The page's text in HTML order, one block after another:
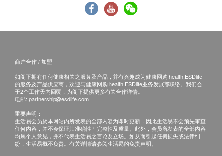
或过期退回，供应商有权不受理。
如有其他损坏或遗漏查询，顾客必须保留有效收据
正本，并于送货后3个工作天内按下列方式联络 永
电邮:marketing@wmm.com.hk
商户合作 / 加盟
如阁下拥有任何健康相关之服务及产品，并有兴趣成为健康网购 health.ESDlife
的服务及产品供应商，欢迎与健康网购 health.ESDlife业务发展部联络。我们会
于2个工作天内回覆，为阁下提供更多有关合作详情。
电邮: partnership@esdlife.com
重要声明：
生活易会员於本网站内所发表的全部内容为即时更新，因此生活易不会预先审查
任何内容，并不会保证其准确性丶完整性及质量。此外，会员所发表的全部内容
均属个人意见，并不代表生活易之言论及立场。如从而引起任何损失或法律纠
纷，生活易概不负责。有关详情请参阅生活易的免责声明。